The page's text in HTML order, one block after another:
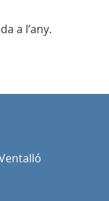
a l’any.